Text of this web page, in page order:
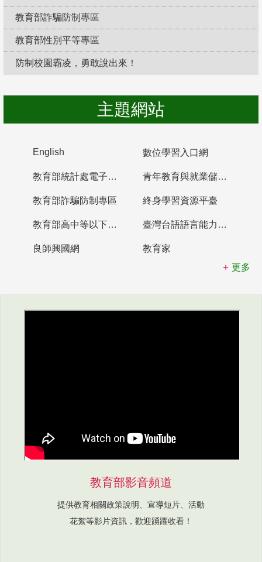
教育部詐騙防制專區
教育部性別平等專區
防制校園霸凌，勇敢說出來！
主題網站
English 數位學習入口網
教育部統計處電子書櫃 青年教育與就業儲蓄帳戶
教育部詐騙防制專區 終身學習資源平臺
教育部高中等以下學校及幼兒園教師資格檢定考試 臺灣台語語言能力認證網站
良師興國網
教育家
更多
教育部影音頻道
提供教育相關政策說明、宣導短片、活動
花絮等影片資訊，歡迎踴躍收看！